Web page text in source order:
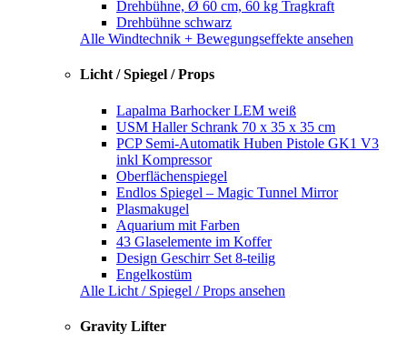
Drehbühne, Ø 60 cm, 60 kg Tragkraft
Drehbühne schwarz
Alle Windtechnik + Bewegungseffekte ansehen
Licht / Spiegel / Props
Lapalma Barhocker LEM weiß
USM Haller Schrank 70 x 35 x 35 cm
PCP Semi-Automatik Huben Pistole GK1 V3
inkl Kompressor
Oberflächenspiegel
Endlos Spiegel – Magic Tunnel Mirror
Plasmakugel
Aquarium mit Farben
43 Glaselemente im Koffer
Design Geschirr Set 8-teilig
Engelkostüm
Alle Licht / Spiegel / Props ansehen
Gravity Lifter